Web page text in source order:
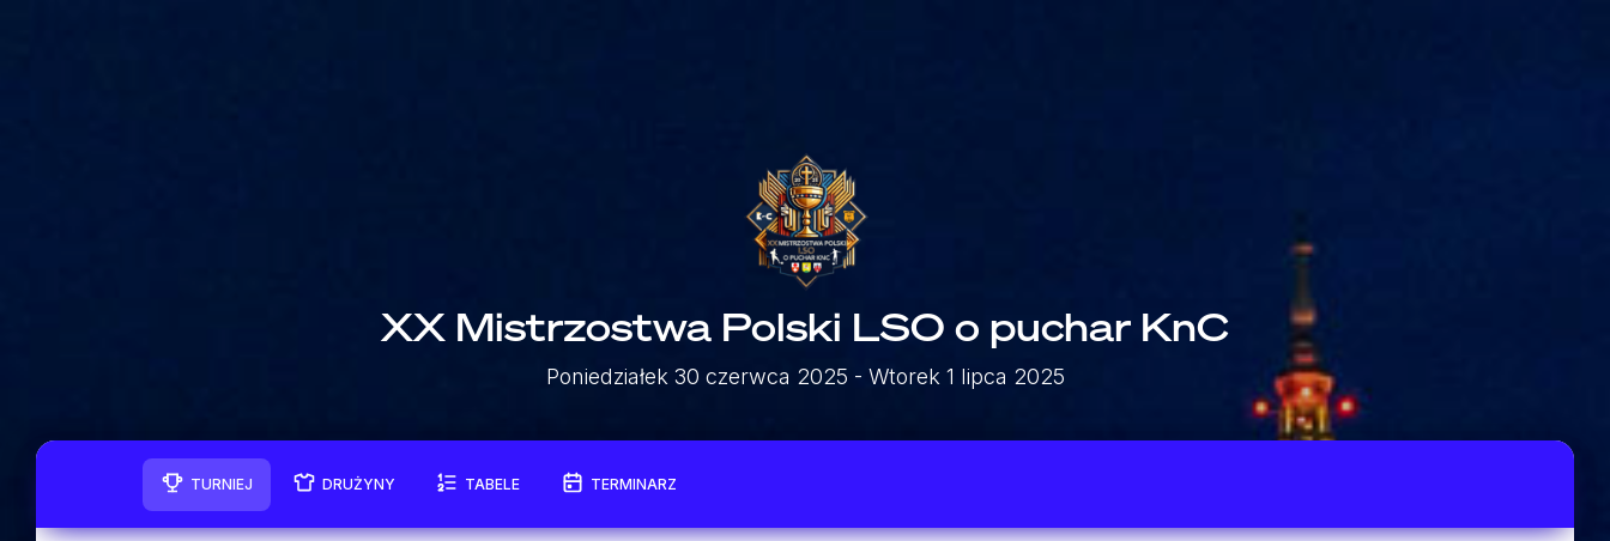
XX Mistrzostwa Polski LSO o puchar KnC
Poniedziałek 30 czerwca 2025 - Wtorek 1 lipca 2025
TURNIEJ DRUŻYNY TABELE TERMINARZ